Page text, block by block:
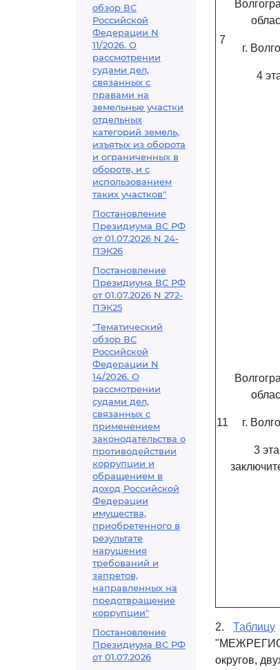
обзор ВС
Российской
Федерации N
11/2026. О
рассмотрении
судами дел,
связанных с
правами на
земельные участки
отдельных
категорий земель,
изъятых из оборота
и ограниченных в
обороте, и с
использованием
таких участков"
Постановление
Президиума ВС РФ
от 01.07.2026 N 24-
ПЭК26
Постановление
Президиума ВС РФ
от 01.07.2026 N 272-
ПЭК25
"Тематический
обзор ВС
Российской
Федерации N
14/2026. О
рассмотрении
судами дел,
связанных с
применением
законодательства о
противодействии
коррупции и
обращением в
доход Российской
Федерации
имущества,
приобретенного в
результате
нарушения
требований и
запретов,
направленных на
предотвращение
коррупции"
Постановление
Президиума ВС РФ
от 01.07.2026
7
г.
4
11 г.
3
2.Таблицу
округов,